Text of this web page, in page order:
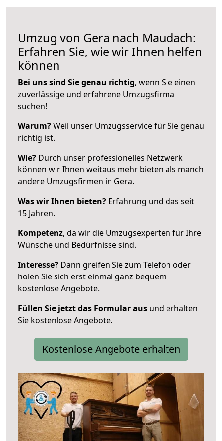
Umzug von Gera nach Maudach:
Erfahren Sie, wie wir Ihnen helfen
können
Bei uns sind Sie genau richtig, wenn Sie einen
zuverlässige und erfahrene Umzugsfirma
suchen!
Warum?Weil unser Umzugsservice für Sie genau
richtig ist.
Wie? Durch unser professionelles Netzwerk
können wir Ihnen weitaus mehr bieten als manch
andere Umzugsfirmen in Gera.
Was wir Ihnen bieten? Erfahrung und das seit
15 Jahren.
Kompetenz, da wir die Umzugsexperten für Ihre
Wünsche und Bedürfnisse sind.
Interesse? Dann greifen Sie zum Telefon oder
holen Sie sich erst einmal ganz bequem
kostenlose Angebote.
Füllen Sie jetzt das Formular aus und erhalten
Sie kostenlose Angebote.
Kostenlose Angebote erhalten